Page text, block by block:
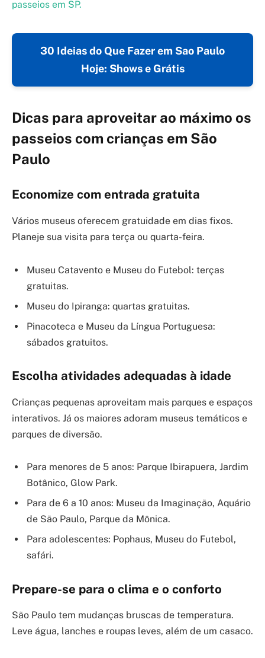
passeios em SP.
30 Ideias do Que Fazer em Sao Paulo
Hoje: Shows e Grátis
Dicas para aproveitar ao máximo os
passeios com crianças em São
Paulo
Economize com entrada gratuita
Vários museus oferecem gratuidade em dias fixos.
Planeje sua visita para terça ou quarta-feira.
Museu Catavento e Museu do Futebol: terças
gratuitas.
Museu do Ipiranga: quartas gratuitas.
Pinacoteca e Museu da Língua Portuguesa:
sábados gratuitos.
Escolha atividades adequadas à idade
Crianças pequenas aproveitam mais parques e espaços
interativos. Já os maiores adoram museus temáticos e
parques de diversão.
Para menores de 5 anos: Parque Ibirapuera, Jardim
Botânico, Glow Park.
Para de 6 a 10 anos: Museu da Imaginação, Aquário
de São Paulo, Parque da Mônica.
Para adolescentes: Pophaus, Museu do Futebol,
safári.
Prepare-se para o clima e o conforto
São Paulo tem mudanças bruscas de temperatura.
Leve água, lanches e roupas leves, além de um casaco.